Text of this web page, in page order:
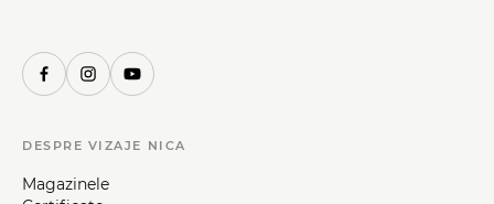
DESPRE VIZAJE NICA
Magazinele